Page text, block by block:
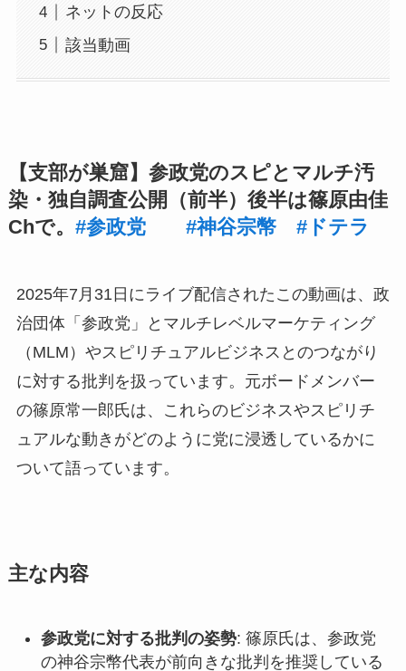
ネットの反応
該当動画
【支部が巣窟】参政党のスピとマルチ汚
染・独自調査公開（前半）後半は篠原由佳
Chで。 #参政党 #神谷宗幣 #ドテラ
2025年7月31日にライブ配信されたこの動画は、政
治団体「参政党」とマルチレベルマーケティング
（MLM）やスピリチュアルビジネスとのつながり
に対する批判を扱っています。元ボードメンバー
の篠原常一郎氏は、これらのビジネスやスピリチ
ュアルな動きがどのように党に浸透しているかに
ついて語っています。
主な内容
参政党に対する批判の姿勢: 篠原氏は、参政党
の神谷宗幣代表が前向きな批判を推奨している